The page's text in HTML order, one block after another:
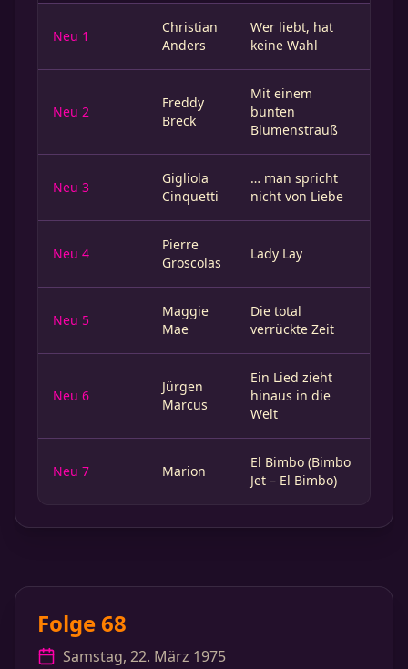
Neu 1
Christian
Anders
Wer liebt, hat
keine Wahl
Neu 2
Freddy
Breck
Mit einem
bunten
Blumenstrauß
Neu 3
Gigliola
Cinquetti
… man spricht
nicht von Liebe
Neu 4
Pierre
Groscolas
Lady Lay
Neu 5
Maggie
Mae
Die total
verrückte Zeit
Neu 6
Jürgen
Marcus
Ein Lied zieht
hinaus in die
Welt
Neu 7 Marion
El Bimbo (Bimbo
Jet – El Bimbo)
Folge 68
Samstag, 22. März 1975